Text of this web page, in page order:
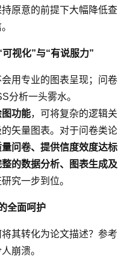
原意的前提下大幅降低查
视化”与“有说服力”
用专业的图表呈现；问卷
分析一头雾水。
功能，可将复杂的逻辑关
矢量图表。对于问卷类论
量问卷、提供信度效度达标
的数据分析、图表生成及
究一步到位。
全面呵护
其转化为论文描述？参考
崩溃。